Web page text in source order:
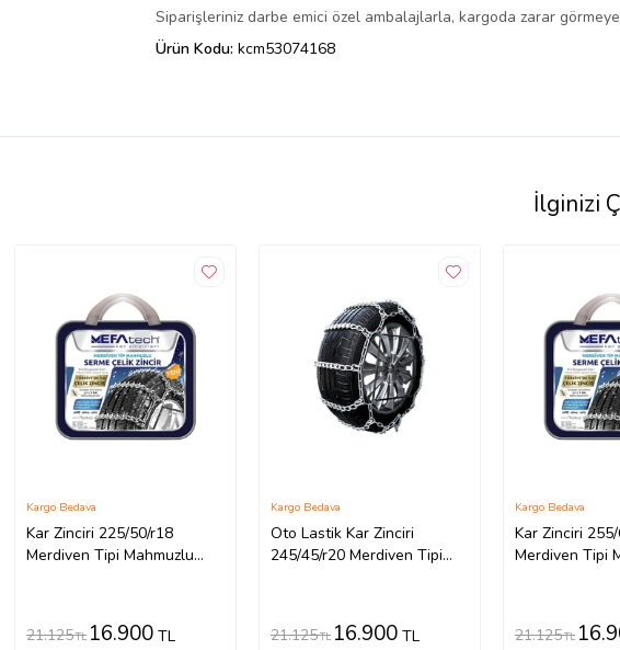
Siparişleriniz darbe emici özel ambalajlarla, kargoda zarar
Ürün Kodu: kcm53074168
İlginizi
Kar Zinciri 225/50/r18
Merdiven Tipi Mahmuzlu
Kargo Bedava
21.125TL 16.900TL
Oto Lastik Kar Zinciri
245/45/r20 Merdiven Tipi
Kargo Bedava
21.125TL 16.900TL
Kar Zinciri
Merdiven Tipi
Kargo Bedava
21.125TL